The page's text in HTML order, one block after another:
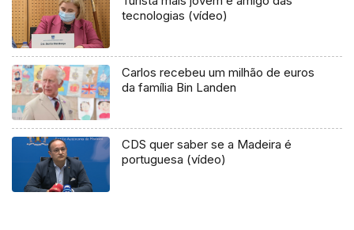
tecnologias (vídeo)
Carlos recebeu um milhão de euros
da família Bin Landen
CDS quer saber se a Madeira é
portuguesa (vídeo)